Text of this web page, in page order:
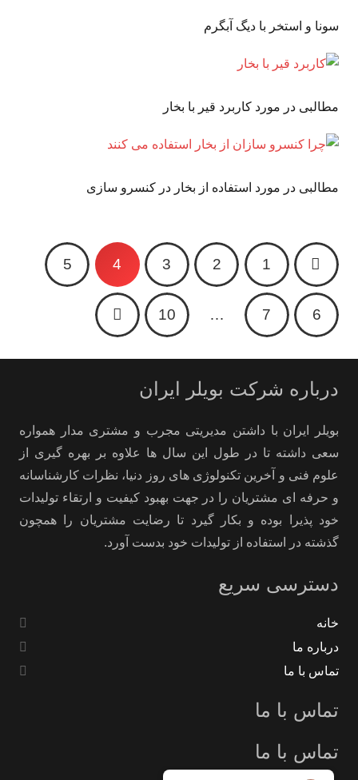
سونا و استخر با دیگ آبگرم
مطالبی در مورد کاربرد قیر با بخار
مطالبی در مورد استفاده از بخار در کنسرو سازی
1
2
3
4
5
6
7
…
10
درباره شرکت بویلر ایران
بویلر ایران با داشتن مدیریتی مجرب و مشتری مدار همواره
سعی داشته تا در طول این سال ها علاوه بر بهره گیری از
علوم فنی و آخرین تکنولوژی های روز دنیا، نظرات کارشناسانه
و حرفه ای مشتریان را در جهت بهبود کیفیت و ارتقاء تولیدات
خود پذیرا بوده و بکار گیرد تا رضایت مشتریان را همچون
گذشته در استفاده از تولیدات خود بدست آورد.
دسترسی سریع
خانه
درباره ما
تماس با ما
تماس با ما
تماس با ما